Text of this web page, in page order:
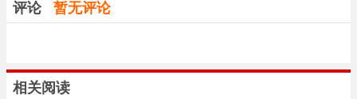
评论 暂无评论
相关阅读